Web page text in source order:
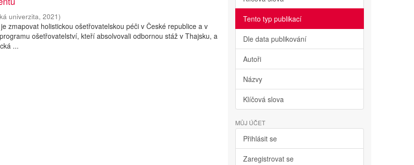
univerzita,2021)
zmapovat holistickou ošetřovatelskou péči v České republice a v
ošetřovatelství, kteří absolvovali odbornou stáž v Thajsku, a
...
Tento typ publikací
Dle data publikování
Autoři
Názvy
Klíčová slova
MŮJ ÚČET
Přihlásit se
Zaregistrovat se